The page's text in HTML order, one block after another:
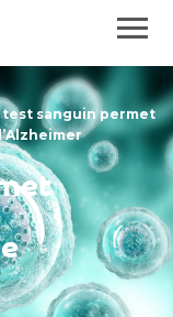
test sanguin permet